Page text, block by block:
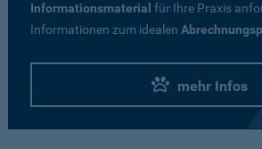
Informationsmaterial für Ihre Praxis
Informationen zum idealen
mehr Infos